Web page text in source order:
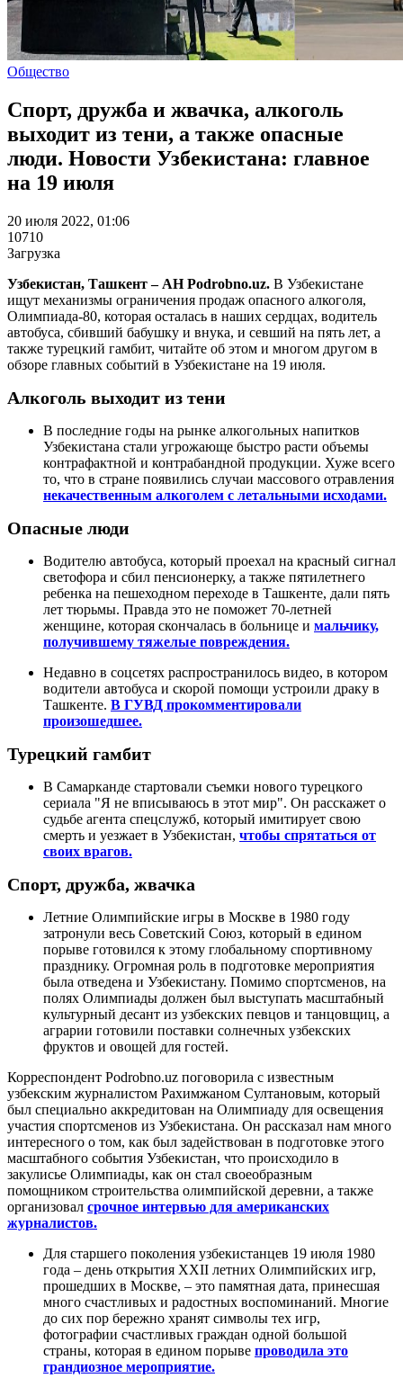
Общество
Спорт, дружба и жвачка, алкоголь
выходит из тени, а также опасные
люди. Новости Узбекистана: главное
на 19 июля
20 июля 2022, 01:06
10710
Загрузка
Узбекистан, Ташкент – АН Podrobno.uz. В Узбекистане
ищут механизмы ограничения продаж опасного алкоголя,
Олимпиада-80, которая осталась в наших сердцах, водитель
автобуса, сбивший бабушку и внука, и севший на пять лет, а
также турецкий гамбит, читайте об этом и многом другом в
обзоре главных событий в Узбекистане на 19 июля.
Алкоголь выходит из тени
В последние годы на рынке алкогольных напитков
Узбекистана стали угрожающе быстро расти объемы
контрафактной и контрабандной продукции. Хуже всего
то, что в стране появились случаи массового отравления
некачественным алкоголем с летальными исходами.
Опасные люди
Водителю автобуса, который проехал на красный сигнал
светофора и сбил пенсионерку, а также пятилетнего
ребенка на пешеходном переходе в Ташкенте, дали пять
лет тюрьмы. Правда это не поможет 70-летней
женщине, которая скончалась в больнице и мальчику,
получившему тяжелые повреждения.
Недавно в соцсетях распространилось видео, в котором
водители автобуса и скорой помощи устроили драку в
Ташкенте. В ГУВД прокомментировали
произошедшее.
Турецкий гамбит
В Самарканде стартовали съемки нового турецкого
сериала "Я не вписываюсь в этот мир". Он расскажет о
судьбе агента спецслужб, который имитирует свою
смерть и уезжает в Узбекистан, чтобы спрятаться от
своих врагов.
Спорт, дружба, жвачка
Летние Олимпийские игры в Москве в 1980 году
затронули весь Советский Союз, который в едином
порыве готовился к этому глобальному спортивному
празднику. Огромная роль в подготовке мероприятия
была отведена и Узбекистану. Помимо спортсменов, на
полях Олимпиады должен был выступать масштабный
культурный десант из узбекских певцов и танцовщиц, а
аграрии готовили поставки солнечных узбекских
фруктов и овощей для гостей.
Корреспондент Podrobno.uz поговорила с известным
узбекским журналистом Рахимжаном Султановым, который
был специально аккредитован на Олимпиаду для освещения
участия спортсменов из Узбекистана. Он рассказал нам много
интересного о том, как был задействован в подготовке этого
масштабного события Узбекистан, что происходило в
закулисье Олимпиады, как он стал своеобразным
помощником строительства олимпийской деревни, а также
организовал срочное интервью для американских
журналистов.
Для старшего поколения узбекистанцев 19 июля 1980
года – день открытия XXII летних Олимпийских игр,
прошедших в Москве, – это памятная дата, принесшая
много счастливых и радостных воспоминаний. Многие
до сих пор бережно хранят символы тех игр,
фотографии счастливых граждан одной большой
страны, которая в едином порыве проводила это
грандиозное мероприятие.